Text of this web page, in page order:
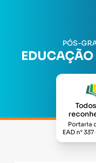
PÓS-
Portaria
EAD n°